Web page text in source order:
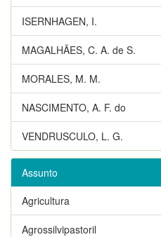
ISERNHAGEN, I.
MAGALHÃES, C. A. de S.
MORALES, M. M.
NASCIMENTO, A. F. do
VENDRUSCULO, L. G.
Assunto
Agricultura
Agrossilvipastoril